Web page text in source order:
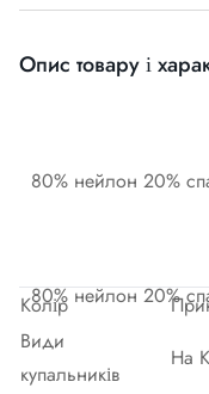
Опис товару і
80% нейлон 20%
80% нейлон 20%
Колір
Види
купальників
На